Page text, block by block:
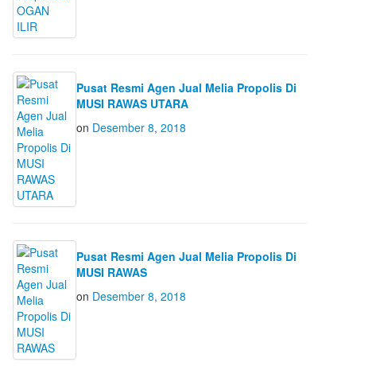
Pusat Resmi Agen Jual Melia Propolis Di
MUSI RAWAS UTARA
on Desember 8, 2018
Pusat Resmi Agen Jual Melia Propolis Di
MUSI RAWAS
on Desember 8, 2018